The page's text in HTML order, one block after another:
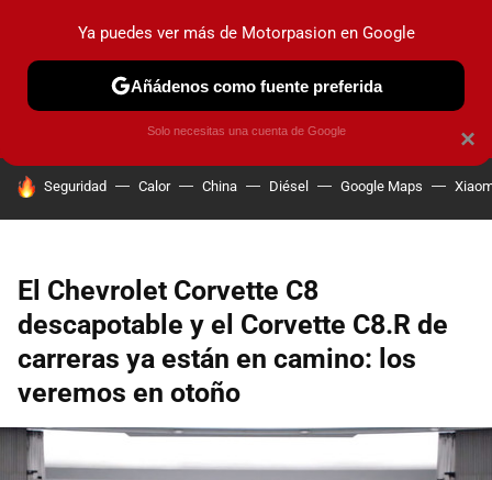
PRUEBAS COCHES ELÉCTRICOS OBSERVATORIO
HOY SE HABLA DE
Seguridad Calor China Diésel Google Maps
El Chevrolet Corvette C8
descapotable y el Corvette C8.R de
carreras ya están en camino: los
veremos en otoño
×
Ya puedes ver más de Motorpasion en Google
Añádenos como fuente preferida
Solo necesitas una cuenta de Google